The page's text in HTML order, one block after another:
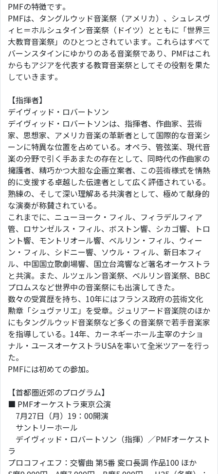
PMFの特徴です。
PMFは、タングルウッド音楽祭（アメリカ）、シュレスヴ
ィヒ＝ホルシュタイン音楽祭（ドイツ）とともに「世界三
大教育音楽祭」のひとつとされています。これらはすべて
バーンスタインにゆかりのある音楽祭であり、PMFはこれ
からもアジアを代表する教育音楽祭としてその役割を果た
していきます。
【指揮者】
デイヴィッド・ロバートソン
デイヴィッド・ロバートソンは、指揮者、作曲家、芸術
家、思想家、アメリカ音楽の革新者として国際的な音楽シ
ーンに特異な位置を占めている。オペラ、管弦楽、現代音
楽の分野で引く手あまたの存在として、同時代の作曲家の
擁護者、精巧かつ大胆な企画立案者、この芸術様式を情熱
的に支援する卓越した伝達者として広く評価されている。
熟練の、そして深い理解ある共演者として、極めて献身的
な演奏が称賛されている。
これまでに、ニューヨーク・フィル、フィラデルフィア
管、ロサンゼルス・フィル、ボストン響、シカゴ響、トロ
ント響、モントリオール響、ベルリン・フィル、ウィー
ン・フィル、シドニー響、ソウル・フィル、新日本フィ
ル、中国国立歌劇場響、国立台湾響など著名オーケストラ
と共演。また、ルツェルン音楽祭、ベルリン音楽祭、BBC
プロムスなど世界中の音楽祭にも出演してきた。
数々の受賞歴を持ち、10年にはフランス政府の芸術文化
勲章「シュヴァリエ」を受章。ジュリアード音楽院のほか
にもタングルウッド音楽祭など多くの音楽祭で若手音楽家
を指導している。14年、カーネギーホール主宰のナショ
ナル・ユースオーケストラUSAを率いて全米ツアーを行っ
た。
PMFには初めての参加。
【首都圏近郊のプログラム】
■ PMFオーケストラ東京公演
7月27日（月）19：00開演
サントリーホール
デイヴィッド・ロバートソン（指揮）／PMFオーケスト
ラ
プロコフィエフ：交響曲 第5番 変ロ長調 作品100 ほか